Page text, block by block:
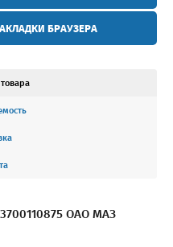
БРАУЗЕРА
ОАО МАЗ